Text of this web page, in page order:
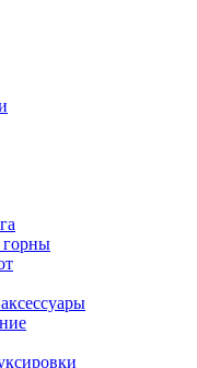
горны